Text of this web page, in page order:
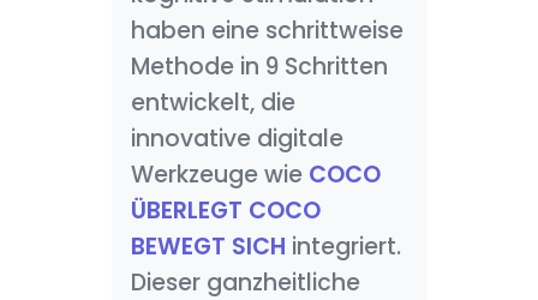
haben eine schrittweise
Methode in 9 Schritten
entwickelt, die
innovative digitale
Werkzeuge wie COCO
ÜBERLEGT COCO
BEWEGT SICH integriert.
Dieser ganzheitliche